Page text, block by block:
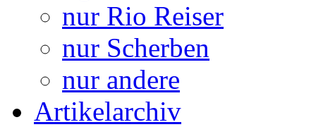
nur Rio Reiser
nur Scherben
nur andere
Artikelarchiv